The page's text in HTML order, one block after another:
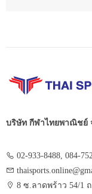
บริษัท กีฬาไทยพาณิชย์
02-933-8488, 084-
8 ซ.ลาดพร้าว 54/1